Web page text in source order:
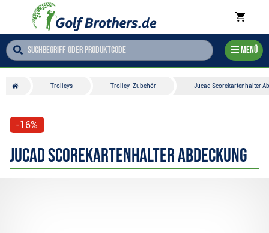
Menü
Trolleys Trolley-Zubehör Jucad Scorekartenhalter
-16%
Jucad Scorekartenhalter Abdeckung